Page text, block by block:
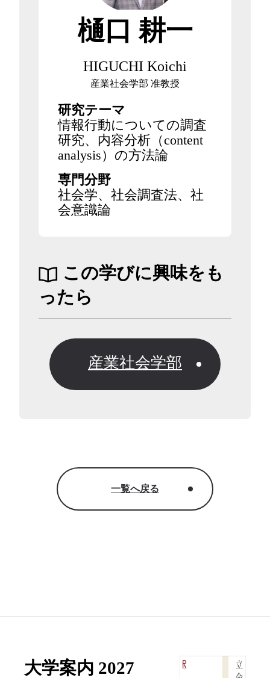
樋口 耕一
HIGUCHI Koichi
産業社会学部 准教授
研究テーマ
情報行動についての調査
研究、内容分析（content
analysis）の方法論
専門分野
社会学、社会調査法、社
会意識論
この学びに興味をも
ったら
産業社会学部
一覧へ戻る
大学案内 2027